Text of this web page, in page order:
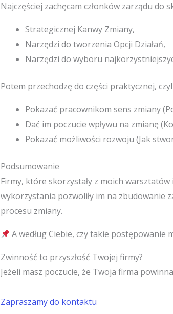
Najczęściej zachęcam członków zarządu do
Strategicznej Kanwy Zmiany,
Narzędzi do tworzenia Opcji Działań,
Narzędzi do wyboru
Potem przechodzę do części praktycznej,
Pokazać pracownikom sens zmiany
Dać im poczucie wpływu na zmianę
Pokazać możliwości rozwoju (Jak
Podsumowanie
Firmy, które skorzystały z moich
wykorzystania pozwoliły im na zbudowanie
procesu zmiany.
A według Ciebie, czy takie
Zwinność to przyszłość Twojej firmy?
Jeżeli masz poczucie, że Twoja firma
Zapraszamy do kontaktu